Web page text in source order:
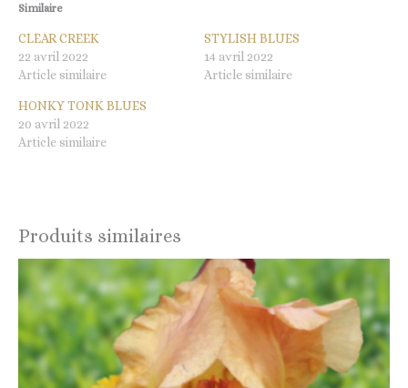
Similaire
CLEAR CREEK
22 avril 2022
Article similaire
STYLISH BLUES
14 avril 2022
Article similaire
HONKY TONK BLUES
20 avril 2022
Article similaire
Produits similaires